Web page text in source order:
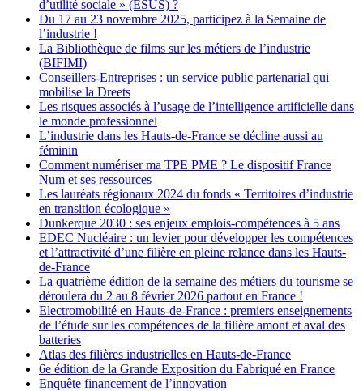
d’utilité sociale » (ESUS) ?
Du 17 au 23 novembre 2025, participez à la Semaine de
l’industrie !
La Bibliothèque de films sur les métiers de l’industrie
(BIFIMI)
Conseillers-Entreprises : un service public partenarial qui
mobilise la Dreets
Les risques associés à l’usage de l’intelligence artificielle dans
le monde professionnel
L’industrie dans les Hauts-de-France se décline aussi au
féminin
Comment numériser ma TPE PME ? Le dispositif France
Num et ses ressources
Les lauréats régionaux 2024 du fonds « Territoires d’industrie
en transition écologique »
Dunkerque 2030 : ses enjeux emplois-compétences à 5 ans
EDEC Nucléaire : un levier pour développer les compétences
et l’attractivité d’une filière en pleine relance dans les Hauts-
de-France
La quatrième édition de la semaine des métiers du tourisme se
déroulera du 2 au 8 février 2026 partout en France !
Electromobilité en Hauts-de-France : premiers enseignements
de l’étude sur les compétences de la filière amont et aval des
batteries
Atlas des filières industrielles en Hauts-de-France
6e édition de la Grande Exposition du Fabriqué en France
Enquête financement de l’innovation